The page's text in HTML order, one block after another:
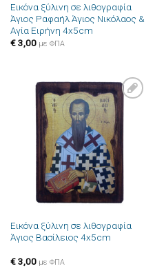
Εικόνα ξύλινη σε λιθογραφία
Άγιος Ραφαήλ Άγιος Νικόλαος &
Αγία Ειρήνη 4x5cm
€3,00 με ΦΠΑ
Πρόσθήκη
στην λίστα
επιθυμιών
Εικόνα ξύλινη σε λιθογραφία
Άγιος Βασίλειος 4x5cm
€3,00 με ΦΠΑ